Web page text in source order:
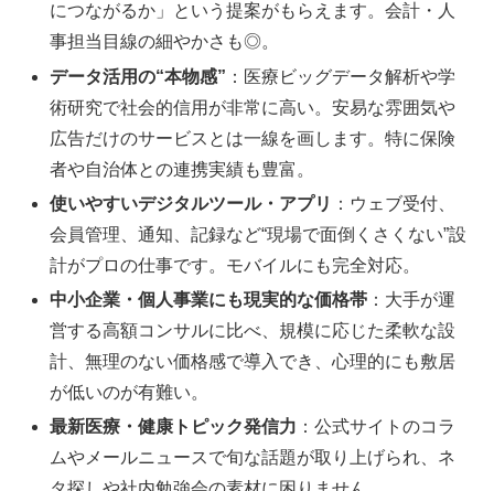
につながるか」という提案がもらえます。会計・人
事担当目線の細やかさも◎。
データ活用の“本物感” ：医療ビッグデータ解析や学
術研究で社会的信用が非常に高い。安易な雰囲気や
広告だけのサービスとは一線を画します。特に保険
者や自治体との連携実績も豊富。
使いやすいデジタルツール・アプリ ：ウェブ受付、
会員管理、通知、記録など“現場で面倒くさくない”設
計がプロの仕事です。モバイルにも完全対応。
中小企業・個人事業にも現実的な価格帯 ：大手が運
営する高額コンサルに比べ、規模に応じた柔軟な設
計、無理のない価格感で導入でき、心理的にも敷居
が低いのが有難い。
最新医療・健康トピック発信力 ：公式サイトのコラ
ムやメールニュースで旬な話題が取り上げられ、ネ